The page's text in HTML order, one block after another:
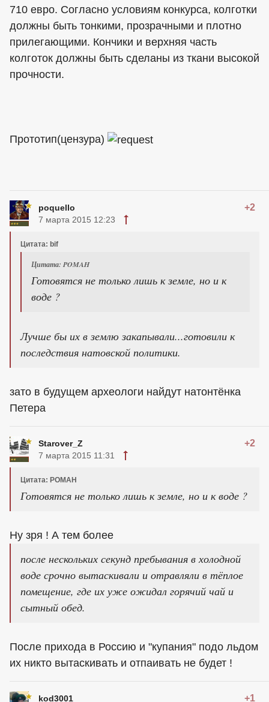
710 евро. Согласно условиям конкурса, колготки
должны быть тонкими, прозрачными и плотно
прилегающими. Кончики и верхняя часть
колготок должны быть сделаны из ткани высокой
прочности.
Прототип(цензура)
poquello +2
7 марта 2015 12:23
Цитата: bif
Цитата: POMAH
Готовятся не только лишь к земле, но и к
воде ?
Лучше бы их в землю закапывали...готовили к
последствия натовской политики.
зато в будущем археологи найдут натонтёнка
Петера
Starover_Z +2
7 марта 2015 11:31
Цитата: POMAH
Готовятся не только лишь к земле, но и к воде ?
Ну зря ! А тем более
после нескольких секунд пребывания в холодной
воде срочно вытаскивали и отравляли в тёплое
помещение, где их уже ожидал горячий чай и
сытный обед.
После прихода в Россию и "купания" подо льдом
их никто вытаскивать и отпаивать не будет !
kod3001 +1